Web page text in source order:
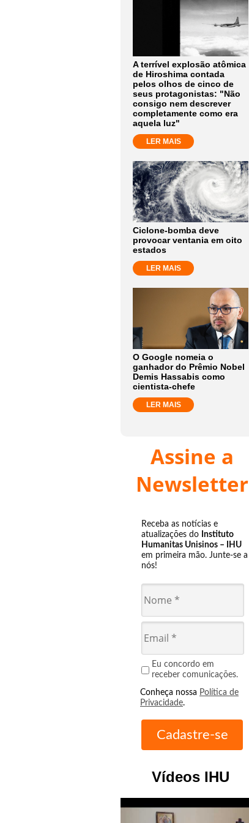
A terrível explosão atômica
de Hiroshima contada
pelos olhos de cinco de
seus protagonistas: "Não
consigo nem descrever
completamente como era
aquela luz"
LER MAIS
Ciclone-bomba deve
provocar ventania em oito
estados
LER MAIS
O Google nomeia o
ganhador do Prêmio Nobel
Demis Hassabis como
cientista-chefe
LER MAIS
Assine a
Newsletter
Receba as notícias e
atualizações do Instituto
Humanitas Unisinos – IHU
em primeira mão. Junte-se a
nós!
Eu concordo em
receber comunicações.
Conheça nossa Política de
Privacidade.
Vídeos IHU